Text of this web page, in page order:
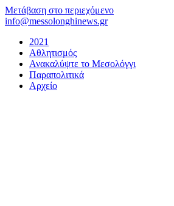
Μετάβαση στο περιεχόμενο
info@messolonghinews.gr
2021
Αθλητισμός
Ανακαλύψτε το Μεσολόγγι
Παραπολιτικά
Αρχείο